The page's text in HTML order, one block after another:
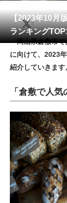
会員記事
メディア
注目記事を集め
スマホと通信
進化するPCと
好きが集まる
ビジネスと働
AI活用のいまが
【2023年10月
ランキング
X
岡山県倉敷市で
に向けて、2023
紹介していきます
「倉敷で人